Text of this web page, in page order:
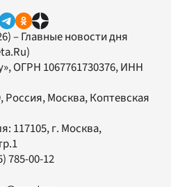
– Главные новости дня
, ОГРН 1067761730376, ИНН
Россия, Москва, Коптевская
117105, г. Москва,
785-00-12